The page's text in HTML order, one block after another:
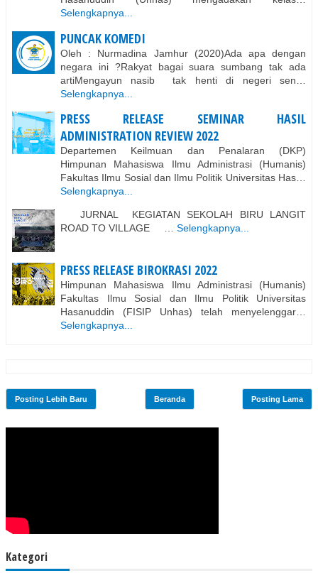
Selengkapnya...
PUNCAK KOMEDI
Oleh : Nurmadina Jamhur (2020)Ada apa dengan
negara ini ?Rakyat bagai suara sumbang tak ada
artiMengayun nasib tak henti di negeri sen…
Selengkapnya...
PRESS RELEASE SEMINAR HASIL
ADMINISTRATION REVIEW 2022
Departemen Keilmuan dan Penalaran (DKP)
Himpunan Mahasiswa Ilmu Administrasi (Humanis)
Fakultas Ilmu Sosial dan Ilmu Politik Universitas Has…
Selengkapnya...
JURNAL KEGIATAN SEKOLAH BIRU LANGIT
ROAD TO VILLAGE …
Selengkapnya...
PRESS RELEASE BIROKRASI 2022
Himpunan Mahasiswa Ilmu Administrasi (Humanis)
Fakultas Ilmu Sosial dan Ilmu Politik Universitas
Hasanuddin (FISIP Unhas) telah menyelenggar…
Selengkapnya...
Posting Lebih Baru Posting Lama
Beranda
Kategori